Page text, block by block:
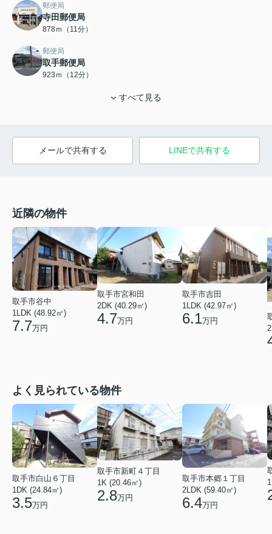
郵便局
寺田郵便局
878ｍ（11分）
郵便局
取手郵便局
923ｍ（12分）
すべて見る
メールで共有する LINEで共有する
近隣の物件
取手市谷中
1LDK (48.92㎡)
7.7万円
取手市宮和田
2DK (40.29㎡)
4.7万円
取手市吉田
1LDK (42.97㎡)
6.1万円
よく見られている物件
取手市白山６丁目
1DK (24.84㎡)
3.5万円
取手市新町４丁目
1K (20.46㎡)
2.8万円
取手市本郷１丁目
2LDK (59.40㎡)
6.4万円